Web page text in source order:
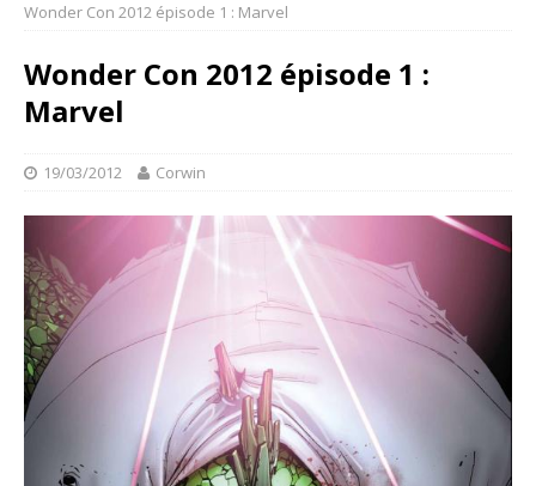
Wonder Con 2012 épisode 1 : Marvel
Wonder Con 2012 épisode 1 :
Marvel
19/03/2012 Corwin